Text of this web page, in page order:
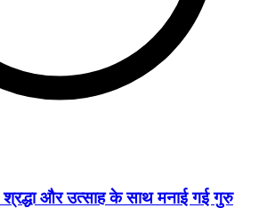
श्रद्धा और उत्साह के साथ मनाई गई गुरु